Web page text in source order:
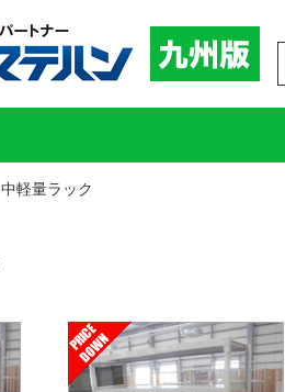
中軽量ラック